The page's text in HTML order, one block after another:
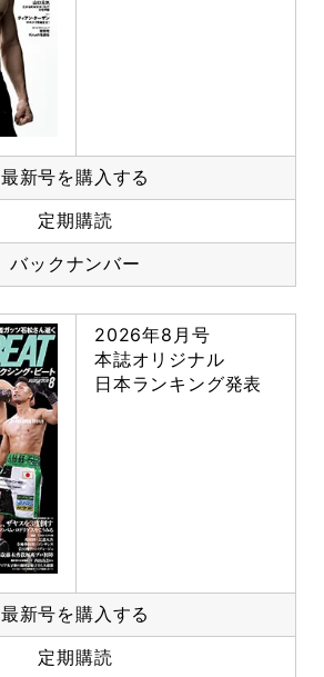
最新号を購入する
定期購読
バックナンバー
2026年8月号
本誌オリジナル
日本ランキング発表
最新号を購入する
定期購読